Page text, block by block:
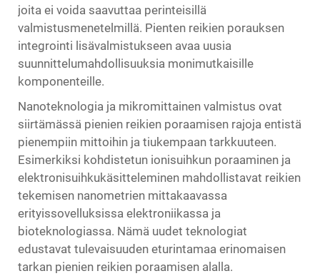
joita ei voida saavuttaa perinteisillä
valmistusmenetelmillä. Pienten reikien porauksen
integrointi lisävalmistukseen avaa uusia
suunnittelumahdollisuuksia monimutkaisille
komponenteille.
Nanoteknologia ja mikromittainen valmistus ovat
siirtämässä pienien reikien poraamisen rajoja entistä
pienempiin mittoihin ja tiukempaan tarkkuuteen.
Esimerkiksi kohdistetun ionisuihkun poraaminen ja
elektronisuihkukäsitteleminen mahdollistavat reikien
tekemisen nanometrien mittakaavassa
erityissovelluksissa elektroniikassa ja
bioteknologiassa. Nämä uudet teknologiat
edustavat tulevaisuuden eturintamaa erinomaisen
tarkan pienien reikien poraamisen alalla.